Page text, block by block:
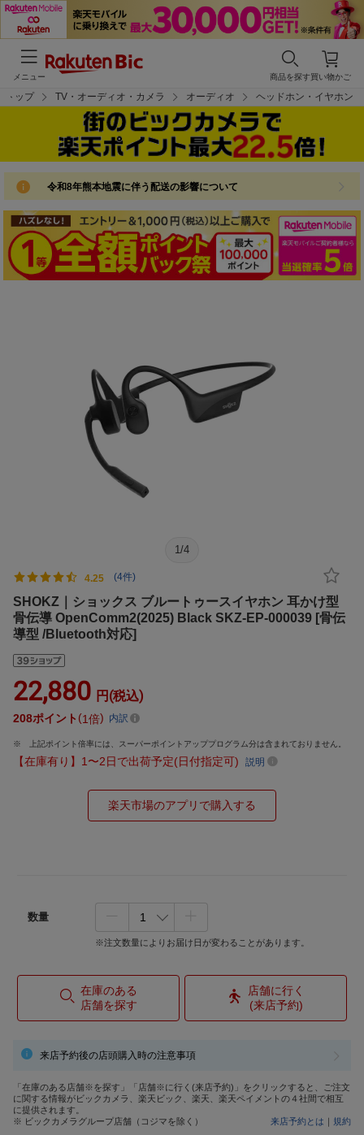
買い物かご
商品を探す
メニュー
トップ TV・オーディオ・カメラ オーディオ ヘッドホン・イヤホン
令和8年熊本地震に伴う配送の影響について
1 /4
4.25 (4件)
SHOKZ｜ショックス ブルートゥースイヤホン 耳かけ型
骨伝導 OpenComm2(2025) Black SKZ-EP-000039 [骨伝
導型 /Bluetooth対応]
22,880 円(税込)
208ポイント 1倍 内訳
上記ポイント倍率には、スーパーポイントアッププログラム分は含まれておりません。
【在庫有り】1〜2日で出荷予定(日付指定可) 説明
楽天市場のアプリで購入する
数量
※注文数量によりお届け日が変わることがあります。
在庫のある
店舗を探す
店舗に行く
(来店予約)
来店予約後の店頭購入時の注意事項
「在庫のある店舗※を探す」「店舗※に行く(来店予約)」をクリックすると、ご注文
に関する情報がビックカメラ、楽天ビック、楽天、楽天ペイメントの４社間で相互
に提供されます。
※ ビックカメラグループ店舗（コジマを除く）
来店予約とは ｜ 規約